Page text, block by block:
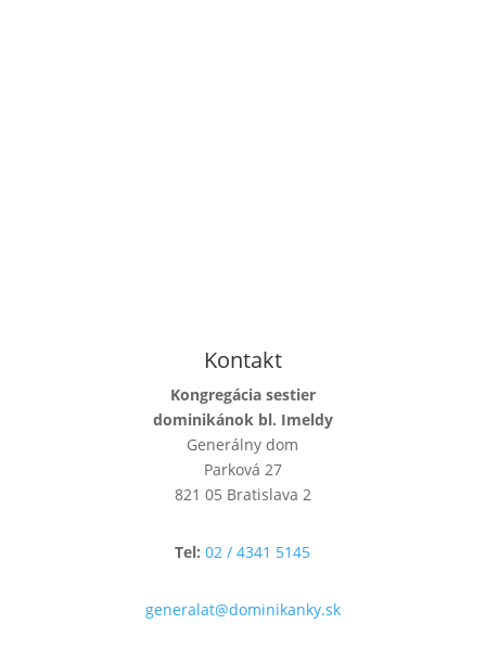
Kontakt
Kongregácia sestier
dominikánok bl. Imeldy
Generálny dom
Parková 27
821 05 Bratislava 2
Tel: 02 / 4341 5145
generalat@dominikanky.sk